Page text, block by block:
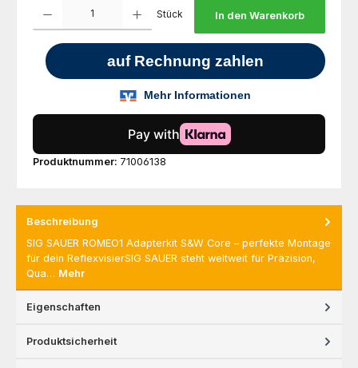
Stück In den Warenkorb
Produktnummer: 71006138
Beschreibung
SIG SAUER ROMEO1 Adapterkit S&W Core – perfekte Montage
für dein ReflexvisierSIG SAUER steht weltweit für Präzision,
Qua… Mehr
Eigenschaften
Produktsicherheit